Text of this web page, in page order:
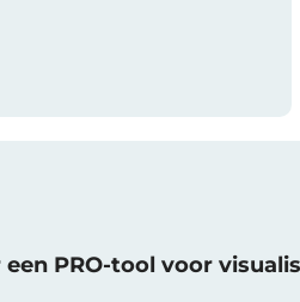
een PRO-tool voor